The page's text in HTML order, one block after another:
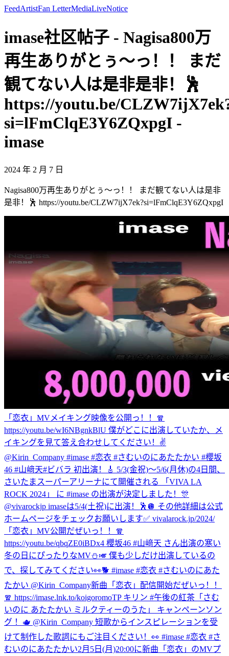
FeedArtistFan LetterMediaLiveNotice
imase社区帖子 - Nagisa800万
再生ありがとぅ〜っ！！ まだ
観てない人は是非是非！🕺
https://youtu.be/
si=lFmClqE3Y6ZQxpgI -
imase
2024 年 2 月 7 日
Nagisa800万再生ありがとぅ〜っ！！ まだ観てない人は是非
是非！🕺 https://youtu.be/CLZW7ijX7ek?si=lFmClqE3Y6ZQxpgI
「恋衣」MVメイキング映像を公開っ！！🧣
https://youtu.be/wI6NBgnkBlU 僕がどこに出演していたか、メ
イキングを見て答え合わせしてください！✌️
@Kirin_Company #imase #恋衣 #さむいのにあたたかい #櫻坂
46 #山﨑天#ビバラ 初出演！🎸 5/3(金祝)〜5/6(月休)の4日間、
さいたまスーパーアリーナにて開催される 「VIVA LA
ROCK 2024」 に #imase の出演が決定しました！🎊
@vivarockjp imaseは5/4(土祝)に出演！🕺🪩 その他詳細は公式
ホームページをチェックお願いします✅ vivalarock.jp/2024/
「恋衣」MV公開だぜいっ！！🧣
https://youtu.be/qbqZE0iBDx4 櫻坂46 #山﨑天 さん出演の寒い
冬の日にぴったりなMV⛄️🎺 僕も少しだけ出演しているの
で、探してみてください👀🐕 #imase #恋衣 #さむいのにあた
たかい @Kirin_Company新曲「恋衣」配信開始だぜいっ！！
🧣 https://imase.lnk.to/koigoromoTP キリン #午後の紅茶「さむ
いのに あたたかい ミルクティーのうた」 キャンペーンソン
グ ！🫖 @Kirin_Company 短歌からインスピレーションを受
けて制作した歌詞にもご注目ください！👀 #imase #恋衣 #さ
むいのにあたたかい2月5日(月)20:00に新曲「恋衣」のMVプ